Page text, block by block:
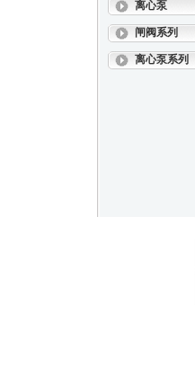
离心泵
闸阀系列
离心泵系列